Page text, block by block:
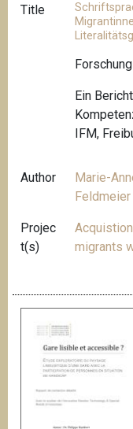
Title
Ein
IFM,
Author Marie-
Feldmeier
Projec
t(s)
migrants